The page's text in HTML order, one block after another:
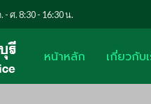
- ศ. 8:30 - 16:30 น.
หน้าหลัก เกี่ยวกับ